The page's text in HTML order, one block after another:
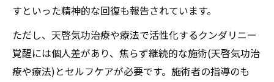
すといった精神的な回復も報告されています。
ただし、天啓気功治療や療法で活性化するクンダリニー
覚醒には個人差があり、焦らず継続的な施術(天啓気功治
療や療法)とセルフケアが必要です。施術者の指導のも